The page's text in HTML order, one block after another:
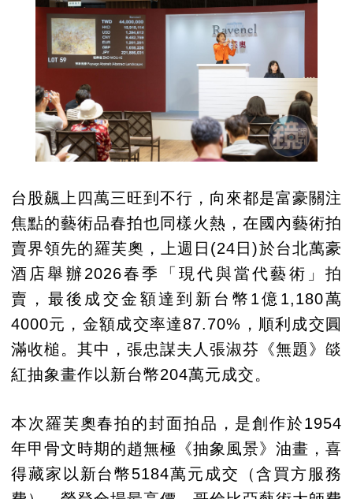
台股飆上四萬三旺到不行，向來都是富豪關注
焦點的藝術品春拍也同樣火熱，在國內藝術拍
賣界領先的羅芙奧，上週日(24日)於台北萬豪
酒店舉辦2026春季「現代與當代藝術」拍
賣，最後成交金額達到新台幣1億1,180萬
4000元，金額成交率達87.70%，順利成交圓
滿收槌。其中，張忠謀夫人張淑芬《無題》燄
紅抽象畫作以新台幣204萬元成交。
本次羅芙奧春拍的封面拍品，是創作於1954
年甲骨文時期的趙無極《抽象風景》油畫，喜
得藏家以新台幣5184萬元成交（含買方服務